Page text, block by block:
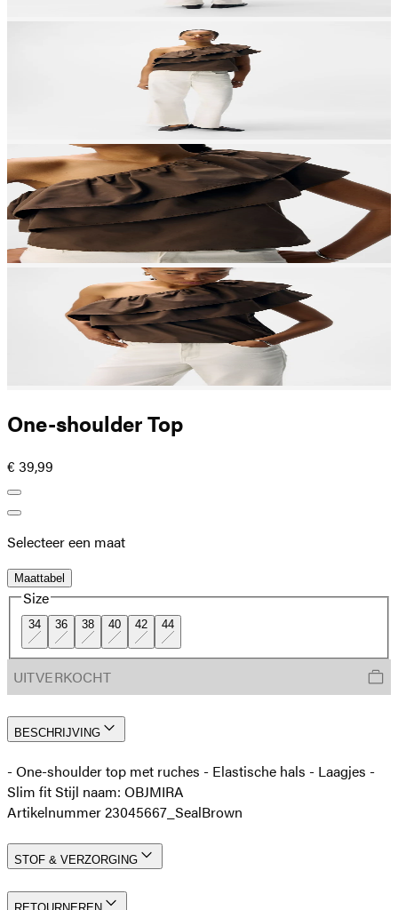
One-shoulder Top
€ 39,99
Selecteer een maat
Maattabel
Size
34 36 38 40 42 44
UITVERKOCHT
BESCHRIJVING
- One-shoulder top met ruches - Elastische hals - Laagjes -
Slim fit Stijl naam: OBJMIRA
Artikelnummer 23045667_SealBrown
STOF & VERZORGING